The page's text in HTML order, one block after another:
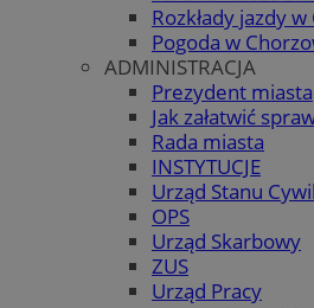
Rozkłady jazdy
Pogoda w
ADMINISTRACJA
Prezydent miasta
Jak załatwić
Rada miasta
INSTYTUCJE
Urząd Stanu
OPS
Urząd Skarbowy
ZUS
Urząd Pracy